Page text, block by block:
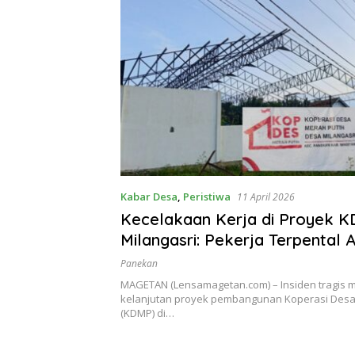
Kabar Desa, Peristiwa 11 April 2026
Kecelakaan Kerja di Proyek
Milangasri: Pekerja Terpental
Sengatan Listrik Tegangan
Panekan
MAGETAN (Lensamagetan.com) – Insiden tragis
kelanjutan proyek pembangunan Koperasi
(KDMP) di…